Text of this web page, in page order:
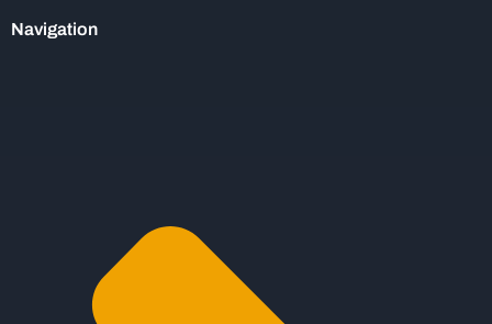
Navigation